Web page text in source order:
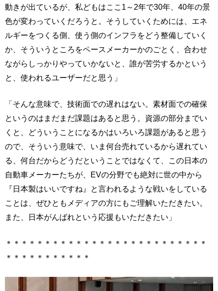
動きが出ているが、私どもはここ1～2年で30年、40年の景
色が変わっていくだろうと。そうしていくためには、エネ
ルギーをつくる側、使う側のインフラをどう整備していく
か、そういうところをペースメーカーかのごとく、合わせ
ながらしっかりやっていかないと、誰が苦労するかという
と、使われるユーザーだと思う」
「そんな意味で、技術面での遅れはない。素材面での確保
というのはまだまだ課題はあると思う。資源の部分までい
くと、どういうことになるかはいろいろ課題があると思う
ので、そういう意味で、いま何台売れているから遅れてい
る、何台だからどうだということではなくて、この日本の
自動車メーカーたちが、EVの分野でも絶対に世の中から
『日本製はいいですね』と言われるような戦いをしている
ことは、ぜひともメディアの方にもご理解いただきたい。
また、日本がんばれという応援もいただきたい」
＊＊＊＊＊＊＊＊＊＊＊＊＊＊＊＊＊＊＊＊＊＊＊＊＊＊
＊＊＊＊＊＊＊＊＊＊＊